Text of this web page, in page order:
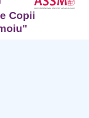
Copii